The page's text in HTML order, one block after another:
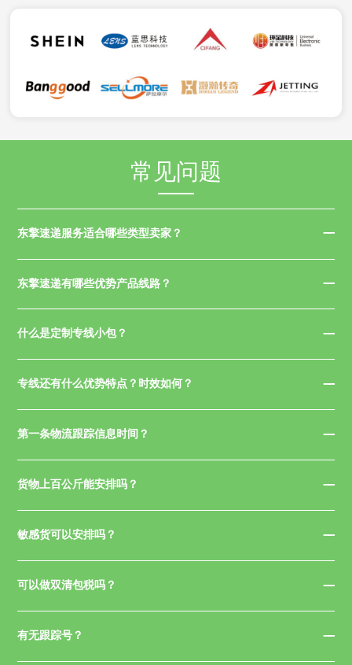
常见问题
东擎速递服务适合哪些类型卖家？
东擎速递有哪些优势产品线路？
什么是定制专线小包？
专线还有什么优势特点？时效如何？
第一条物流跟踪信息时间？
货物上百公斤能安排吗？
敏感货可以安排吗？
可以做双清包税吗？
有无跟踪号？